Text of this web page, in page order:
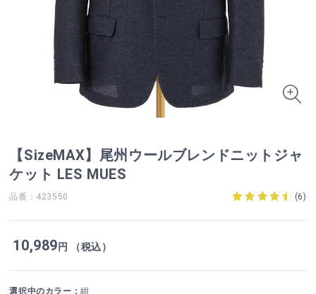
【SizeMAX】尾州ウールブレンドニットジャ
ケット LES MUES
品番：423550 (6)
10,989円 （税込）
選択中のカラー：紺